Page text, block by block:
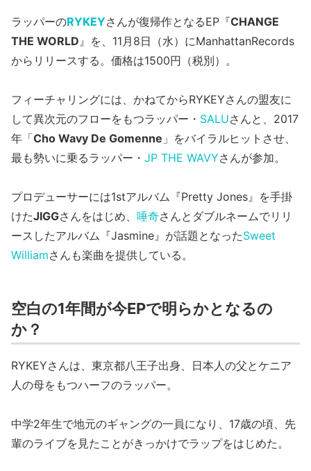
ラッパーのRYKEYさんが復帰作となるEP『CHANGE
THE WORLD』を、11月8日（水）にManhattanRecords
からリリースする。価格は1500円（税別）。
フィーチャリングには、かねてからRYKEYさんの盟友に
して異次元のフローをもつラッパー・ SALUさんと、2017
年「Cho Wavy De Gomenne 」をバイラルヒットさせ、
最も勢いに乗るラッパー・ JP THE WAVYさんが参加。
プロデューサーには1stアルバム『Pretty Jones』を手掛
けたJIGGさんをはじめ、 唾奇さんとダブルネームでリリ
ースしたアルバム『Jasmine』が話題となったSweet
Williamさんも楽曲を提供している。
空白の1年間が今EPで明らかとなるの
か？
RYKEYさんは、東京都八王子出身、日本人の父とケニア
人の母をもつハーフのラッパー。
中学2年生で地元のギャングの一員になり、17歳の頃、先
輩のライブを見たことがきっかけでラップをはじめた。